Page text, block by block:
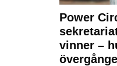
Power
vinner –